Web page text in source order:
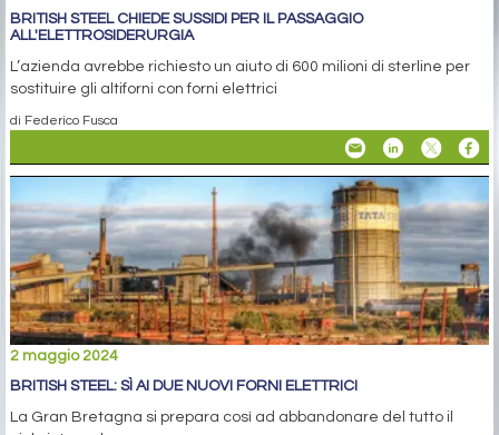
BRITISH STEEL CHIEDE SUSSIDI PER IL PASSAGGIO
ALL'ELETTROSIDERURGIA
L’azienda avrebbe richiesto un aiuto di 600 milioni di sterline per
sostituire gli altiforni con forni elettrici
di Federico Fusca
2 maggio 2024
BRITISH STEEL: SÌ AI DUE NUOVI FORNI ELETTRICI
La Gran Bretagna si prepara così ad abbandonare del tutto il